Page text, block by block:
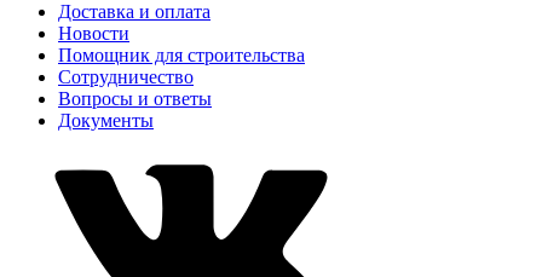
Доставка и оплата
Новости
Помощник для строительства
Сотрудничество
Вопросы и ответы
Документы